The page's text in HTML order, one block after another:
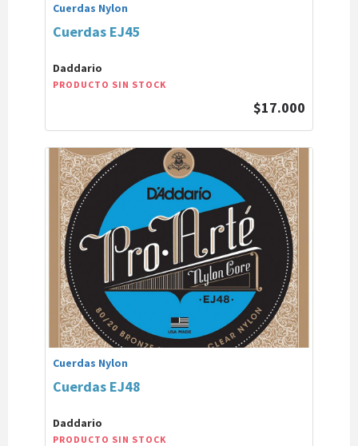
Cuerdas Nylon
Cuerdas EJ45
Daddario
PRODUCTO SIN STOCK
$17.000
Cuerdas Nylon
Cuerdas EJ48
Daddario
PRODUCTO SIN STOCK